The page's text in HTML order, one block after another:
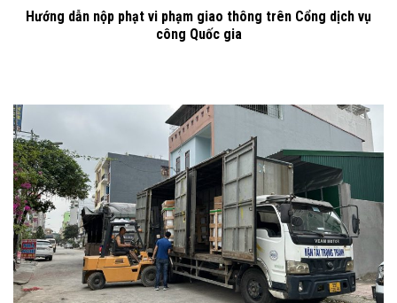
Hướng dẫn nộp phạt vi phạm giao thông trên Cổng dịch vụ
công Quốc gia